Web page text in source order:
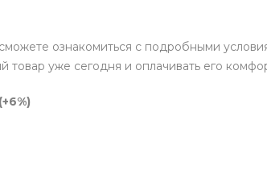
ознакомиться с подробными
товар уже сегодня и оплачивать его